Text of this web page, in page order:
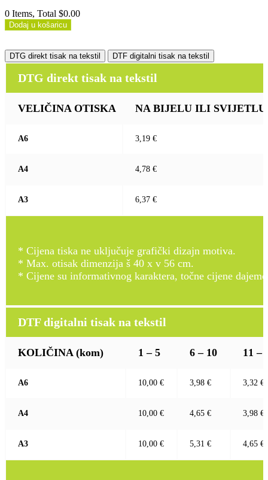
0 Items, Total $0.00
Dodaj u košaricu
DTG direkt tisak na tekstil DTF digitalni tisak na tekstil
DTG direkt tisak na tekstil
VELIČINA OTISKA NA BIJELU ILI SVIJETLU
A6 3,19 €
A4 4,78 €
A3 6,37 €
* Cijena tiska ne uključuje grafički dizajn motiva.
* Max. otisak dimenzija š 40 x v 56 cm.
* Cijene su informativnog karaktera, točne cijene
DTF digitalni tisak na tekstil
KOLIČINA (kom) 1 – 5 6 – 10 11 –
A6 10,00 € 3,98 € 3,32 €
A4 10,00 € 4,65 € 3,98 €
A3 10,00 € 5,31 € 4,65 €